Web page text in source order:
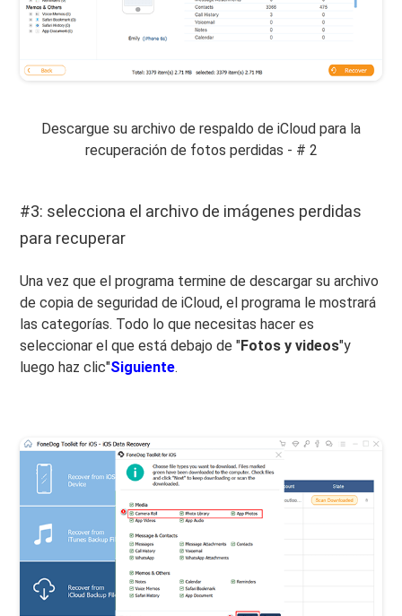
Descargue su archivo de respaldo de iCloud para la
recuperación de fotos perdidas - # 2
#3: selecciona el archivo de imágenes perdidas
para recuperar
Una vez que el programa termine de descargar su archivo
de copia de seguridad de iCloud, el programa le mostrará
las categorías. Todo lo que necesitas hacer es
seleccionar el que está debajo de "Fotos y videos"y
luego haz clic"Siguiente.